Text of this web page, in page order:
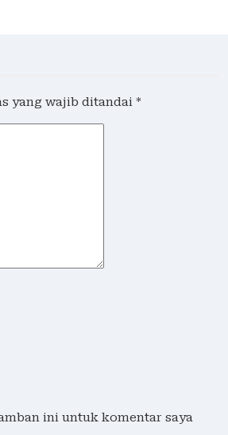
yang wajib ditandai *
ini untuk komentar saya